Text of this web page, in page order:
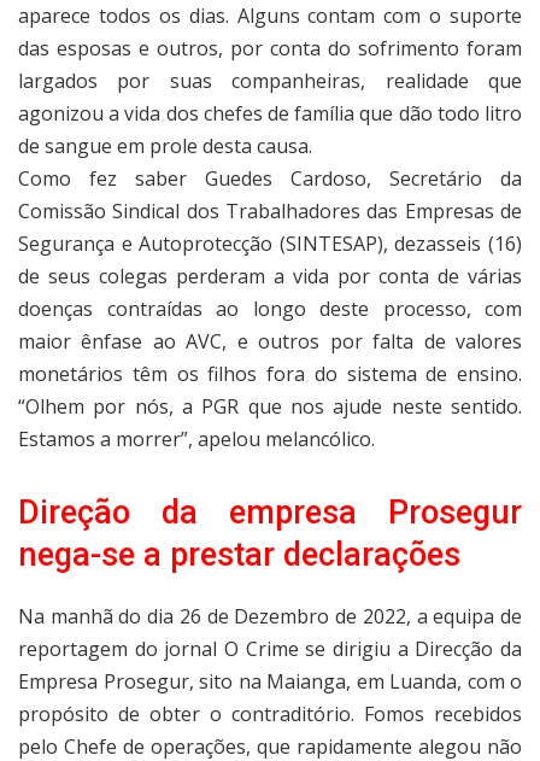
aparece todos os dias. Alguns contam com o suporte
das esposas e outros, por conta do sofrimento foram
largados por suas companheiras, realidade que
agonizou a vida dos chefes de família que dão todo litro
de sangue em prole desta causa.
Como fez saber Guedes Cardoso, Secretário da
Comissão Sindical dos Trabalhadores das Empresas de
Segurança e Autoprotecção (SINTESAP), dezasseis (16)
de seus colegas perderam a vida por conta de várias
doenças contraídas ao longo deste processo, com
maior ênfase ao AVC, e outros por falta de valores
monetários têm os filhos fora do sistema de ensino.
“Olhem por nós, a PGR que nos ajude neste sentido.
Estamos a morrer”, apelou melancólico.
Direção da empresa Prosegur
nega-se a prestar declarações
Na manhã do dia 26 de Dezembro de 2022, a equipa de
reportagem do jornal O Crime se dirigiu a Direcção da
Empresa Prosegur, sito na Maianga, em Luanda, com o
propósito de obter o contraditório. Fomos recebidos
pelo Chefe de operações, que rapidamente alegou não